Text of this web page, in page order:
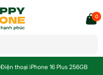
0
Điện thoại iPhone 16 Plus 256GB